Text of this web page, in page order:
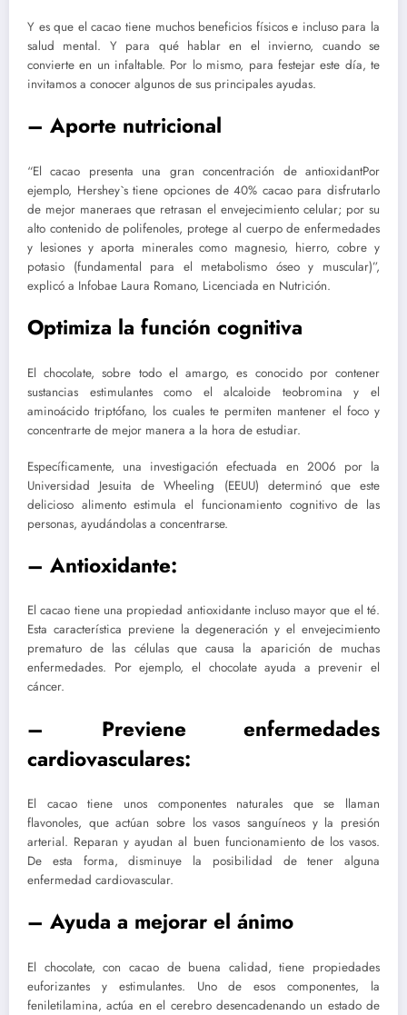
Y es que el cacao tiene muchos beneficios físicos e incluso para la
salud mental. Y para qué hablar en el invierno, cuando se
convierte en un infaltable. Por lo mismo, para festejar este día, te
invitamos a conocer algunos de sus principales ayudas.
– Aporte nutricional
“El cacao presenta una gran concentración de antioxidantPor
ejemplo, Hershey`s tiene opciones de 40% cacao para disfrutarlo
de mejor maneraes que retrasan el envejecimiento celular; por su
alto contenido de polifenoles, protege al cuerpo de enfermedades
y lesiones y aporta minerales como magnesio, hierro, cobre y
potasio (fundamental para el metabolismo óseo y muscular)”,
explicó a Infobae Laura Romano, Licenciada en Nutrición.
Optimiza la función cognitiva
El chocolate, sobre todo el amargo, es conocido por contener
sustancias estimulantes como el alcaloide teobromina y el
aminoácido triptófano, los cuales te permiten mantener el foco y
concentrarte de mejor manera a la hora de estudiar.
Específicamente, una investigación efectuada en 2006 por la
Universidad Jesuita de Wheeling (EEUU) determinó que este
delicioso alimento estimula el funcionamiento cognitivo de las
personas, ayudándolas a concentrarse.
– Antioxidante:
El cacao tiene una propiedad antioxidante incluso mayor que el té.
Esta característica previene la degeneración y el envejecimiento
prematuro de las células que causa la aparición de muchas
enfermedades. Por ejemplo, el chocolate ayuda a prevenir el
cáncer.
– Previene enfermedades
cardiovasculares:
El cacao tiene unos componentes naturales que se llaman
flavonoles, que actúan sobre los vasos sanguíneos y la presión
arterial. Reparan y ayudan al buen funcionamiento de los vasos.
De esta forma, disminuye la posibilidad de tener alguna
enfermedad cardiovascular.
– Ayuda a mejorar el ánimo
El chocolate, con cacao de buena calidad, tiene propiedades
euforizantes y estimulantes. Uno de esos componentes, la
feniletilamina, actúa en el cerebro desencadenando un estado de